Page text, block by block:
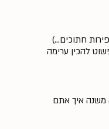
חתוכים...)
להכין ערימה
משנה איך אתם